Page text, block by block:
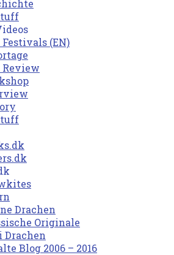
(EN)
Drachen
Originale
Drachen
Blog 2006 – 2016